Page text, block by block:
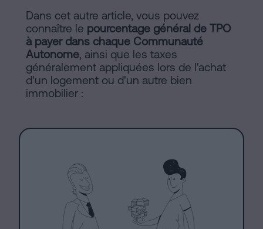
Dans cet autre article, vous pouvez
connaître le pourcentage général de TPO
à payer dans chaque Communauté
Autonome, ainsi que les taxes
généralement appliquées lors de l'achat
d'un logement ou d'un autre bien
immobilier :